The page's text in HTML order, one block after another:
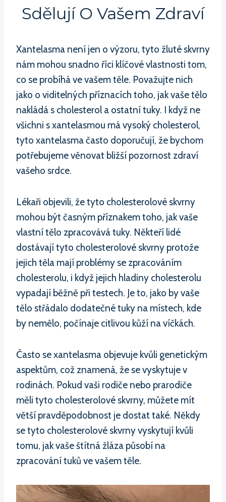
Sdělují O Vašem Zdraví
Xantelasma není jen o výzoru, tyto žluté skvrny
nám mohou snadno říci klíčové vlastnosti tom,
co se probíhá ve vašem těle. Považujte nich
jako o viditelných příznacích toho, jak vaše tělo
nakládá s cholesterol a ostatní tuky. I když ne
všichni s xantelasmou má vysoký cholesterol,
tyto xantelasma často doporučují, že bychom
potřebujeme věnovat bližší pozornost zdraví
vašeho srdce.
Lékaři objevili, že tyto cholesterolové skvrny
mohou být časným příznakem toho, jak vaše
vlastní tělo zpracovává tuky. Někteří lidé
dostávají tyto cholesterolové skvrny protože
jejich těla mají problémy se zpracováním
cholesterolu, i když jejich hladiny cholesterolu
vypadají běžně při testech. Je to, jako by vaše
tělo střádalo dodatečné tuky na místech, kde
by nemělo, počínaje citlivou kůží na víčkách.
Často se xantelasma objevuje kvůli genetickým
aspektům, což znamená, že se vyskytuje v
rodinách. Pokud vaši rodiče nebo prarodiče
měli tyto cholesterolové skvrny, můžete mít
větší pravděpodobnost je dostat také. Někdy
se tyto cholesterolové skvrny vyskytují kvůli
tomu, jak vaše štítná žláza působí na
zpracování tuků ve vašem těle.